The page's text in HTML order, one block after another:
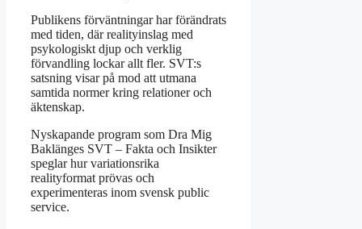
Publikens förväntningar har förändrats
med tiden, där realityinslag med
psykologiskt djup och verklig
förvandling lockar allt fler. SVT:s
satsning visar på mod att utmana
samtida normer kring relationer och
äktenskap.
Nyskapande program som Dra Mig
Baklänges SVT – Fakta och Insikter
speglar hur variationsrika
realityformat prövas och
experimenteras inom svensk public
service.